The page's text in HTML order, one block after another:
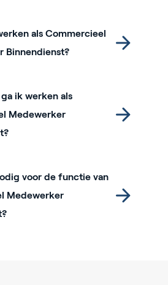
als Commercieel
Binnendienst?
ik werken als
Medewerker
voor de functie van
Medewerker